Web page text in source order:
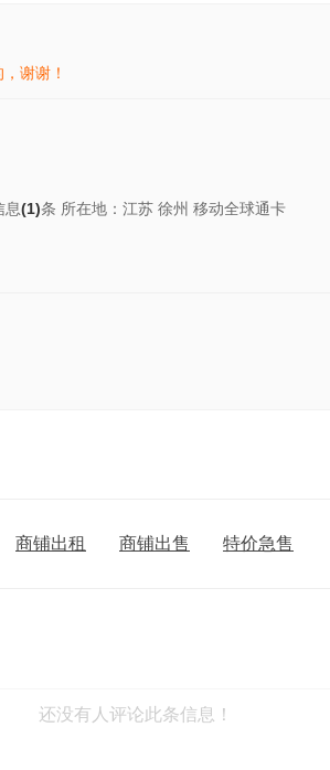
谢谢！
息(1)条 所在地：江苏 徐州 移动全球通卡
商铺出租 商铺出售 特价急售
还没有人评论此条信息！